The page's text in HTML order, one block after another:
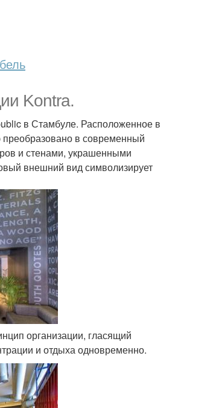
Kontra.
в Стамбуле. Расположенное в
в современный
и стенами, украшенными
внешний вид символизирует
организации, гласящий
и отдыха одновременно.